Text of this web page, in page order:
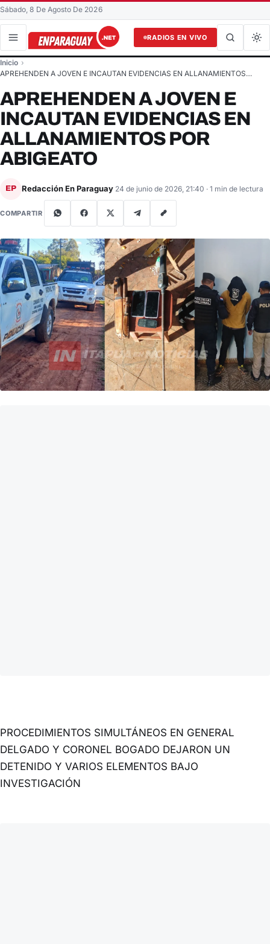
Sábado, 8 De Agosto De 2026
RADIOS EN VIVO
Buscar en el sitio
Buscar
Inicio
APREHENDEN A JOVEN E INCAUTAN EVIDENCIAS EN ALLANAMIENTOS…
APREHENDEN A JOVEN E
INCAUTAN EVIDENCIAS EN
ALLANAMIENTOS POR
ABIGEATO
EP Redacción En Paraguay 24 de junio de 2026, 21:40 · 1 min de lectura
COMPARTIR
PROCEDIMIENTOS SIMULTÁNEOS EN GENERAL
DELGADO Y CORONEL BOGADO DEJARON UN
DETENIDO Y VARIOS ELEMENTOS BAJO
INVESTIGACIÓN